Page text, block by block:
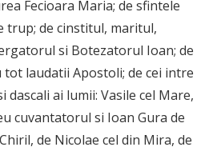
Fecioara Maria; de sfintele
trup; de cinstitul, maritul,
si Botezatorul Ioan; de
laudatii Apostoli; de cei intre
ai lumii: Vasile cel Mare,
cuvantatorul si Ioan Gura de
de Nicolae cel din Mira, de